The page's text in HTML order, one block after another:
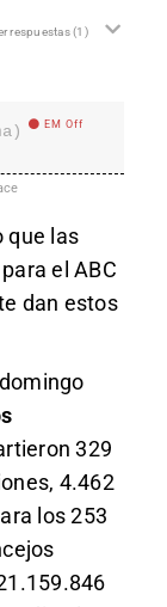
respuestas(1)
EM Off
que las
el ABC
dan estos
329
4.462
los 253